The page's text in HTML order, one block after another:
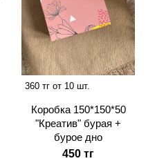
360 тг от 10 шт.
Коробка 150*150*50
"Креатив" бурая +
бурое дно
450 тг